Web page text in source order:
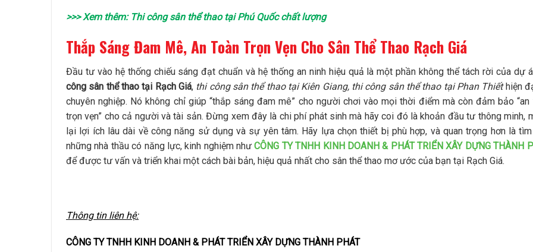
>>> Xem thêm: Thi công sân thể thao tại Phú Quốc chất lượng
Thắp Sáng Đam Mê, An Toàn Trọn Vẹn Cho Sân Thể Thao Rạch Giá
Đầu tư vào hệ thống chiếu sáng đạt chuẩn và hệ thống an ninh hiệu quả là một phần không thể tách rời của dự
công sân thể thao tại Rạch Giá, thi công sân thể thao tại Kiên Giang, thi công sân thể thao tại Phan Thiết hiện
chuyên nghiệp. Nó không chỉ giúp “thắp sáng đam mê” cho người chơi vào mọi thời điểm mà còn đảm bảo “an
trọn vẹn” cho cả người và tài sản. Đừng xem đây là chi phí phát sinh mà hãy coi đó là khoản đầu tư thông minh,
lại lợi ích lâu dài về công năng sử dụng và sự yên tâm. Hãy lựa chọn thiết bị phù hợp, và quan trọng hơn là
những nhà thầu có năng lực, kinh nghiệm nhưCÔNG TY TNHH KINH DOANH & PHÁT TRIỂN XÂY DỰNG THÀNH
để được tư vấn và triển khai một cách bài bản, hiệu quả nhất cho sân thể thao mơ ước của bạn tại Rạch Giá.
Thông tin liên hệ:
CÔNG TY TNHH KINH DOANH & PHÁT TRIỂN XÂY DỰNG THÀNH PHÁT